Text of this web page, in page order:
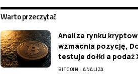
Warto przeczytać
Analiza rynku
wzmacnia pozycję,
testuje dołki a podaż
BITCOIN ANALIZA